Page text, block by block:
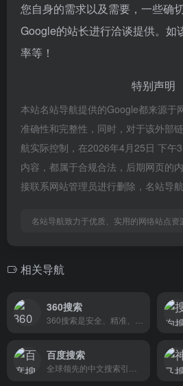
您自身的需求以及需要，一些确
Google的站长进行洽谈提供。如
率等！
特别声明
本站名站导航提供的Google都来源于
准确性和完整性，同时，对于该外部
航实际控制，在2026年4月25日 下午
内容，都属于合规合法，后期网页的
接联系网站管理员进行删除，名站导
名站导航致力于优质、实用的网络站点资
相关导航
360搜索
百度搜索